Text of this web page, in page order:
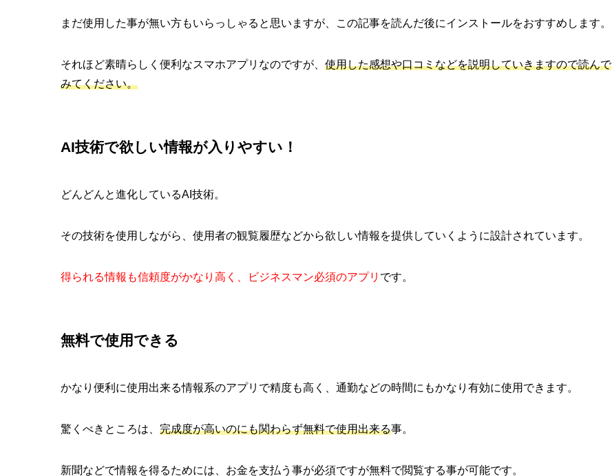
まだ使用した事が無い方もいらっしゃると思いますが、この記事を読んだ後にインストールをおすすめします。
それほど素晴らしく便利なスマホアプリなのですが、 使用した感想や口コミなどを説明していきますので読んで
みてください。
AI技術で欲しい情報が入りやすい！
どんどんと進化しているAI技術。
その技術を使用しながら、使用者の観覧履歴などから欲しい情報を提供していくように設計されています。
得られる情報も信頼度がかなり高く、ビジネスマン必須のアプリ です。
無料で使用できる
かなり便利に使用出来る情報系のアプリで精度も高く、通勤などの時間にもかなり有効に使用できます。
驚くべきところは、 完成度が高いのにも関わらず無料で使用出来る事。
新聞などで情報を得るためには、お金を支払う事が必須ですが無料で閲覧する事が可能です。